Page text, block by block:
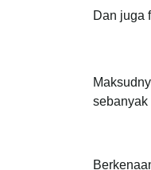
Dan juga
sebanyak